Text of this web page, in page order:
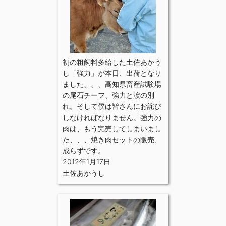
初の粗飼料多給した土佐あかう
し「強力」が本日、出荷となり
ました、、、高知県畜産試験場
の尾石チーフ、強力と涙の別
れ。そして僕は皆さんにお詫び
しなければなりません。強力の
肉は、もう完売してしまいまし
た、、、焼き肉セットの販売、
成らずです。
2012年1月17日
土佐あかうし